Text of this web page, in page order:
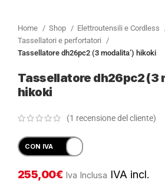
Home Shop
Elettroutensili e Cordless
Tassellatori e perfortatori
Tassellatore dh26pc2 (3 modalita’) hikoki
Tassellatore dh26pc2 (3
hikoki
(1 recensione del cliente)
255,00€ Iva Inclusa IVA incl.